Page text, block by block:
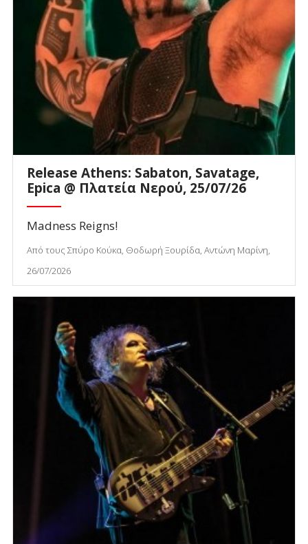
Release Athens: Sabaton, Savatage,
Epica @ Πλατεία Νερού, 25/07/26
Madness Reigns!
Από τους Σπύρο Κούκα, Θοδωρή Ξουρίδα, Αντώνη Μαρίνη,
26/07/2026